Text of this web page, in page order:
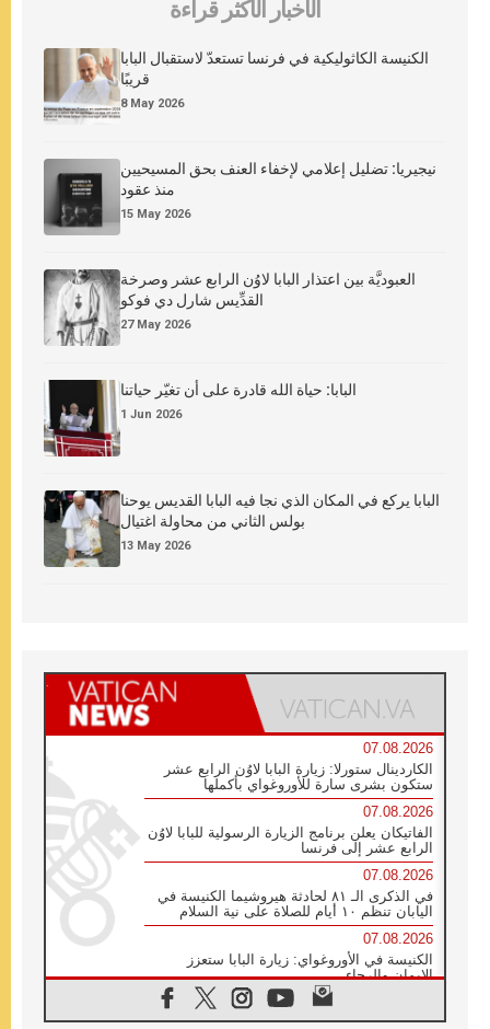
الأخبار الأكثر قراءة
الكنيسة الكاثوليكية في فرنسا تستعدّ لاستقبال البابا
قريبًا
8 May 2026
نيجيريا: تضليل إعلامي لإخفاء العنف بحق المسيحيين
منذ عقود
15 May 2026
العبوديَّة بين اعتذار البابا لاوُن الرابع عشر وصرخة
القدِّيس شارل دي فوكو
27 May 2026
البابا: حياة الله قادرة على أن تغيّر حياتنا
1 Jun 2026
البابا يركع في المكان الذي نجا فيه البابا القديس يوحنا
بولس الثاني من محاولة اغتيال
13 May 2026
07.08.2026
الكاردينال ستورلا: زيارة البابا لاوُن الرابع عشر
ستكون بشرى سارة للأوروغواي بأكملها
07.08.2026
الفاتيكان يعلن برنامج الزيارة الرسولية للبابا لاوُن
الرابع عشر إلى فرنسا
07.08.2026
في الذكرى الـ ٨١ لحادثة هيروشيما الكنيسة في
اليابان تنظم ١٠ أيام للصلاة على نية السلام
07.08.2026
الكنيسة في الأوروغواي: زيارة البابا ستعزز
الإيمان والرجاء
الاجتماع الشهري للمطارنة الموارنة